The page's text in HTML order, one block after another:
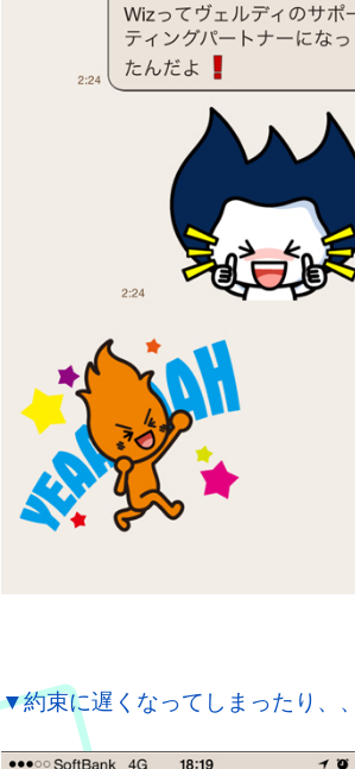
▼約束に遅くなってしまったり、